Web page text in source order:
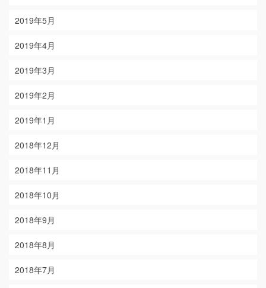
2019年5月
2019年4月
2019年3月
2019年2月
2019年1月
2018年12月
2018年11月
2018年10月
2018年9月
2018年8月
2018年7月